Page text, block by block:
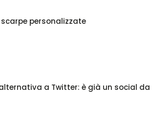
scarpe personalizzate
a Twitter: è già un social da